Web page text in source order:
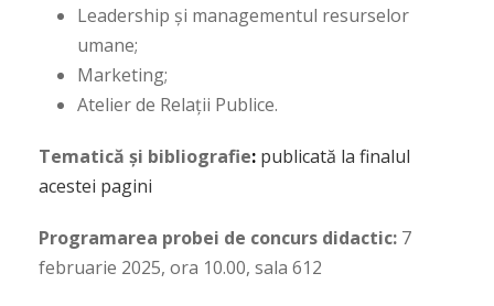
Leadership și managementul resurselor
umane;
Marketing;
Atelier de Relații Publice.
Tematică și bibliografie: publicată la finalul
acestei pagini
Programarea probei de concurs didactic: 7
februarie 2025, ora 10.00, sala 612